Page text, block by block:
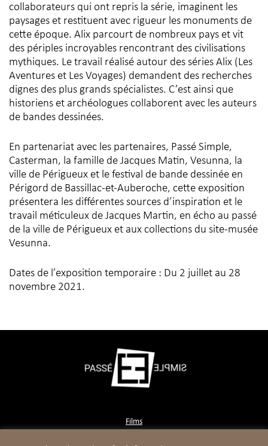
collaborateurs qui ont repris la série, imaginent les
paysages et restituent avec rigueur les monuments de
cette époque. Alix parcourt de nombreux pays et vit
des périples incroyables rencontrant des civilisations
mythiques. Le travail réalisé autour des séries Alix (Les
Aventures et Les Voyages) demandent des recherches
dignes des plus grands spécialistes. C’est ainsi que
historiens et archéologues collaborent avec les auteurs
de bandes dessinées.
En partenariat avec les partenaires, Passé Simple,
Casterman, la famille de Jacques Matin, Vesunna, la
ville de Périgueux et le festival de bande dessinée en
Périgord de Bassillac-et-Auberoche, cette exposition
présentera les différentes sources d’inspiration et le
travail méticuleux de Jacques Martin, en écho au passé
de la ville de Périgueux et aux collections du site-musée
Vesunna.
Dates de l’exposition temporaire : Du 2 juillet au 28
novembre 2021.
Films